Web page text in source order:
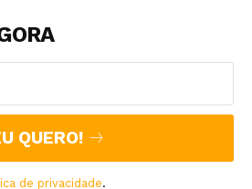
QUERO!
de privacidade.